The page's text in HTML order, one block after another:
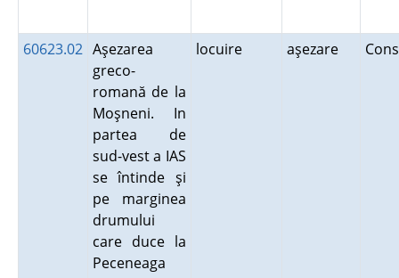
60623.02 Aşezarea
greco-
romană de la
Moşneni. In
partea de
sud-vest a IAS
se întinde şi
pe marginea
drumului
care duce la
Peceneaga
locuire aşezare